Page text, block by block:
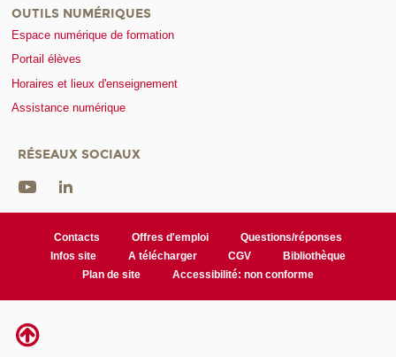
OUTILS NUMÉRIQUES
Espace numérique de formation
Portail élèves
Horaires et lieux d'enseignement
Assistance numérique
RÉSEAUX SOCIAUX
Contacts Offres d'emploi
Questions/réponses
Infos site
A télécharger CGV
Bibliothèque
Plan de site
Accessibilité: non conforme